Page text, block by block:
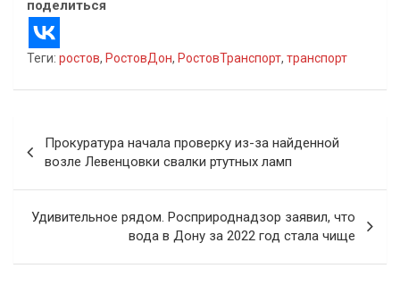
поделиться
Теги: ростов, РостовДон, РостовТранспорт, транспорт
по
записям
Прокуратура начала проверку из-за найденной
возле Левенцовки свалки ртутных ламп
Удивительное рядом. Росприроднадзор заявил, что
вода в Дону за 2022 год стала чище